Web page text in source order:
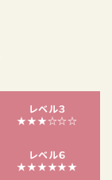
レベル３
★★★☆☆☆
レベル６
★★★★★★